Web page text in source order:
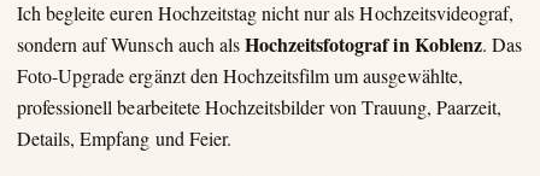
Ich begleite euren Hochzeitstag nicht nur als Hochzeitsvideograf,
sondern auf Wunsch auch alsHochzeitsfotograf in Koblenz. Das
Foto-Upgrade ergänzt den Hochzeitsfilm um ausgewählte,
professionell bearbeitete Hochzeitsbilder von Trauung, Paarzeit,
Details, Empfang und Feier.